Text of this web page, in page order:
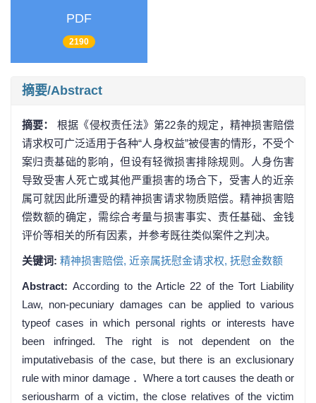
PDF
2190
摘要/Abstract
摘要： 根据《侵权责任法》第22条的规定，精神损害赔偿
请求权可广泛适用于各种“人身权益”被侵害的情形，不受个
案归责基础的影响，但设有轻微损害排除规则。人身伤害
导致受害人死亡或其他严重损害的场合下，受害人的近亲
属可就因此所遭受的精神损害请求物质赔偿。精神损害赔
偿数额的确定，需综合考量与损害事实、责任基础、金钱
评价等相关的所有因素，并参考既往类似案件之判决。
关键词: 精神损害赔偿, 近亲属抚慰金请求权, 抚慰金数额
Abstract: According to the Article 22 of the Tort Liability
Law, non-pecuniary damages can be applied to various
typeof cases in which personal rights or interests have
been infringed. The right is not dependent on the
imputativebasis of the case, but there is an exclusionary
rule with minor damage ．Where a tort causes the death or
seriousharm of a victim, the close relatives of the victim